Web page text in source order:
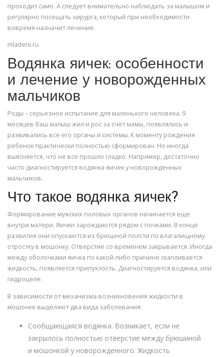
проходит само. А следует внимательно наблюдать за малышом и
регулярно посещать хирурга, который при необходимости
вовремя назначит лечение.
mladeni.ru
Водянка яичек: особенности
и лечение у новорожденных
мальчиков
Роды – серьезное испытание для маленького человека. 9
месяцев Ваш малыш жил и рос за счет мамы, появлялись и
развивались все его органы и системы. К моменту рождения
ребенок практически полностью сформирован. Но иногда
выясняется, что не все прошло гладко. Например, достаточно
часто диагностируется водянка яичек у новорожденных
мальчиков.
Что такое водянка яичек?
Формирование мужских половых органов начинается еще
внутри матери. Яички зарождаются рядом с почками. В конце
развития они опускаются из брюшной полсти по влагалищному
отростку в мошонку. Отверстие со временем закрывается. Иногда
между оболочками яичка по какой-либо причине скапливается
жидкость, появляется припухлость. Диагностируется водянка, или
гидроцеле.
В зависимости от механизма возникновения жидкости в
мошонке выделяют два вида заболевания:
Сообщающаяся водянка. Возникает, если не
закрылось полностью отверстие между брюшиной
и мошонкой у новорожденного. Жидкость